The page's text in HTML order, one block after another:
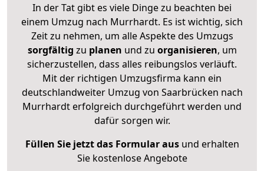
In der Tat gibt es viele Dinge zu beachten bei
einem Umzug nach Murrhardt. Es ist wichtig, sich
Zeit zu nehmen, um alle Aspekte des Umzugs
sorgfältig zu planen und zu organisieren, um
sicherzustellen, dass alles reibungslos verläuft.
Mit der richtigen Umzugsfirma kann ein
deutschlandweiter Umzug von Saarbrücken nach
Murrhardt erfolgreich durchgeführt werden und
dafür sorgen wir.
Füllen Sie jetzt das Formular ausund erhalten
Sie kostenlose Angebote